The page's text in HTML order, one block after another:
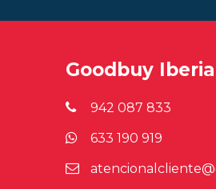
Goodbuy Iberia
942 087 833
633 190 919